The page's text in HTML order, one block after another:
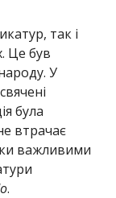
так і
Це був
У
була
втрачає
важливими
.